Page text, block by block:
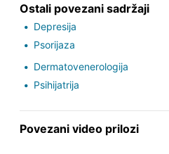
Ostali povezani sadržaji
Depresija
Psorijaza
Dermatovenerologija
Psihijatrija
Povezani video prilozi